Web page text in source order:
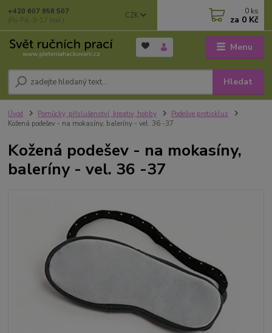
Menu
CZK
Hledat
+420 607 958 507
(Po-Pá, 9-17 hod.)
0 ks
za 0 Kč
Úvod Pomůcky, příslušenství, kreativ, hobby
Podešve,protiskluz
Kožená podešev - na mokasíny, baleríny - vel. 36 -37
Kožená podešev - na mokasíny,
baleríny - vel. 36 -37